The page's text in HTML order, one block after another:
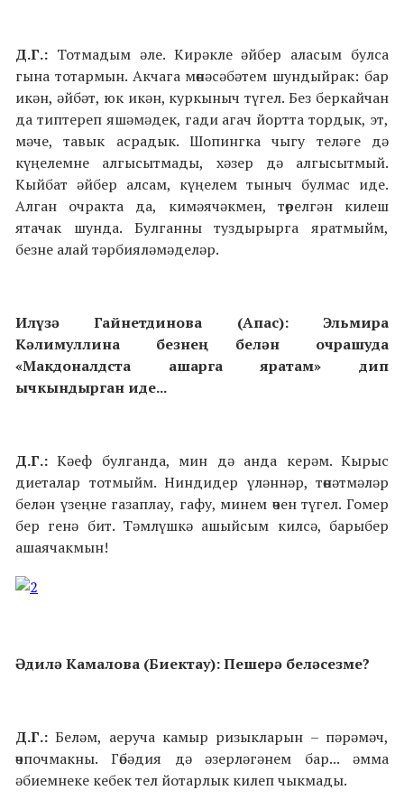
Д.Г.: Тотмадым әле. Кирәкле әйбер аласым булса
гына тотармын. Акчага мөнәсәбәтем шундыйрак: бар
икән, әйбәт, юк икән, куркыныч түгел. Без беркайчан
да типтереп яшәмәдек, гади агач йортта тордык, эт,
мәче, тавык асрадык. Шопингка чыгу теләге дә
күңелемне алгысытмады, хәзер дә алгысытмый.
Кыйбат әйбер алсам, күңелем тыныч булмас иде.
Алган очракта да, кимәячәкмен, төрелгән килеш
ятачак шунда. Булганны туздырырга яратмыйм,
безне алай тәрбияләмәделәр.
Илүзә Гайнетдинова (Апас): Эльмира
Кәлимуллина безнең белән очрашуда
«Макдоналдста ашарга яратам» дип
ычкындырган иде...
Д.Г.: Кәеф булганда, мин дә анда керәм. Кырыс
диеталар тотмыйм. Ниндидер үләннәр, төнәтмәләр
белән үзеңне газаплау, гафу, минем өчен түгел. Гомер
бер генә бит. Тәмлүшкә ашыйсым килсә, барыбер
ашаячакмын!
Әдилә Камалова (Биектау): Пешерә беләсезме?
Д.Г.: Беләм, аеруча камыр ризыкларын – пәрәмәч,
өчпочмакны. Гөбәдия дә әзерләгәнем бар... әмма
әбиемнеке кебек тел йотарлык килеп чыкмады.